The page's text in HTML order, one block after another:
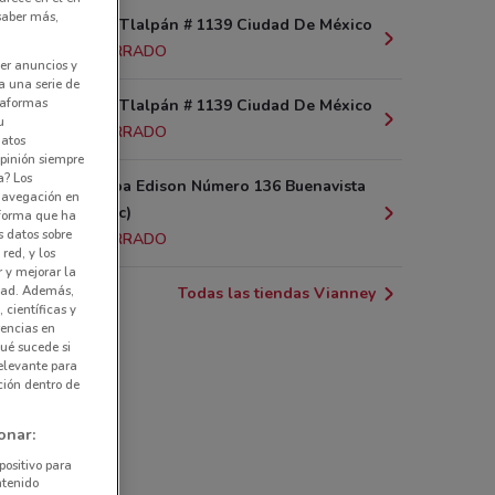
Calzada de Tlalpán # 1139 Ciudad De México
CERRADO
Calzada de Tlalpán # 1139 Ciudad De México
CERRADO
Thomas Alba Edison Número 136 Buenavista
(cuauhtémoc)
5.5 km
CERRADO
Todas las tiendas Vianney
más,
anuncios y
una serie de
siempre
Los
en
que ha
datos sobre
y los
y mejorar la
Además,
científicas y
en
sucede si
para
dentro de
para